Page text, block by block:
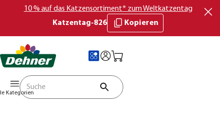
10 % auf das Katzensortiment* zum Weltkatzentag
Katzentag-826
Kopieren
Kategorien